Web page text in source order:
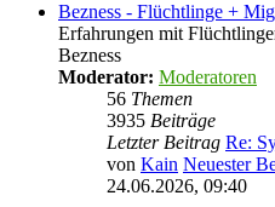
Bezness - Flüchtlinge +
Erfahrungen mit
Bezness
Moderator: Moderatoren
56 Themen
3935 Beiträge
Letzter Beitrag Re:
von Kain Neuester
24.06.2026, 09:40